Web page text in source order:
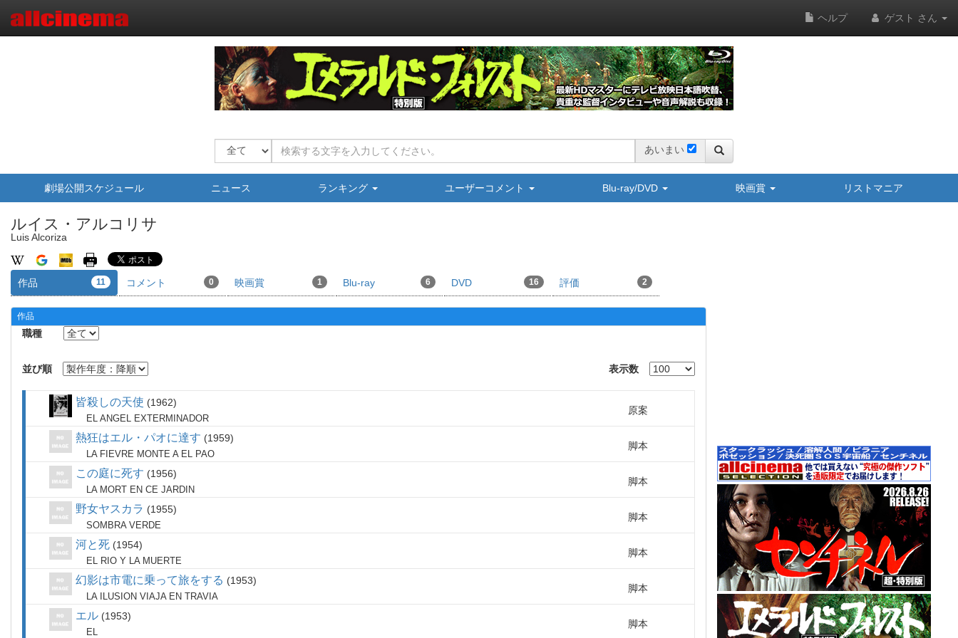
ヘルプ ゲスト さん
あいまい
劇場公開スケジュール ニュース ランキング ユーザーコメント Blu-ray/DVD 映画賞 リストマニア
ルイス・アルコリサ
Luis Alcoriza
作品 11 コメント 0 映画賞 1 Blu-ray 6 DVD 16 評価 2
作品
職種
並び順 表示数
皆殺しの天使 1962
EL ANGEL EXTERMINADOR
原案
熱狂はエル・パオに達す 1959
LA FIEVRE MONTE A EL PAO
脚本
この庭に死す 1956
LA MORT EN CE JARDIN
脚本
野女ヤスカラ 1955
SOMBRA VERDE
脚本
河と死 1954
EL RIO Y LA MUERTE
脚本
幻影は市電に乗って旅をする 1953
LA ILUSION VIAJA EN TRAVIA
脚本
エル 1953
EL
脚本